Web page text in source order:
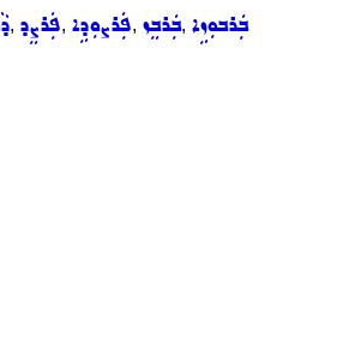
, ܦܲܪܨܸܕ, ܦܲܪܨܘܼܕܹܐ, ܒܲܪܒܸܙ, ܒܲܪܒܘܼܙܹܐ